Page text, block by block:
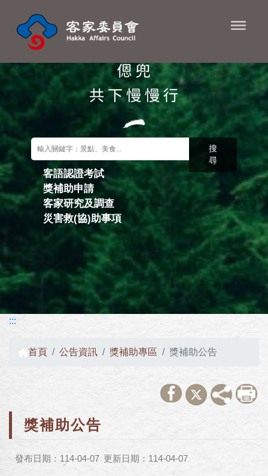
關鍵字搜尋
客語認證考試
獎補助申請
客家研究及調查
災害救(協)助事項
搜
尋
:::
首頁 公告資訊 獎補助專區 獎補助公告
獎補助公告
發布日期：114-04-07 更新日期：114-04-07